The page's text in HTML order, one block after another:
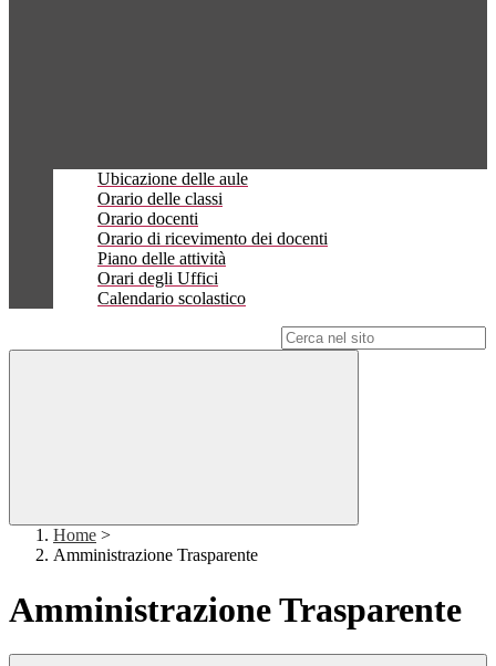
Ubicazione delle aule
Orario delle classi
Orario docenti
Orario di ricevimento dei docenti
Piano delle attività
Orari degli Uffici
Calendario scolastico
Home >
Amministrazione Trasparente
Amministrazione Trasparente